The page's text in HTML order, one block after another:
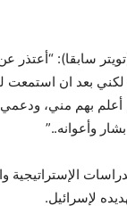
سابقا): “أعتذر
لكني بعد ان
أعلم بهم مني،
وأعوانه..”
الإستراتيجية
لإسرائيل.